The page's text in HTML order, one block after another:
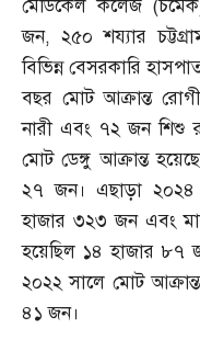
মেডিকেল কলেজ (চমেক
জন, ২৫০ শয্যার
বিভিন্ন বেসরকারি
বছর মোট আক্রান্ত
নারী এবং ৭২ জন শিশু
মোট ডেঙ্গু আক্রান্ত
২৭ জন। এছাড়া ২০২৪
হাজার ৩২৩ জন এবং
হয়েছিল ১৪ হাজার ৮৭
২০২২ সালে মোট
৪১ জন।